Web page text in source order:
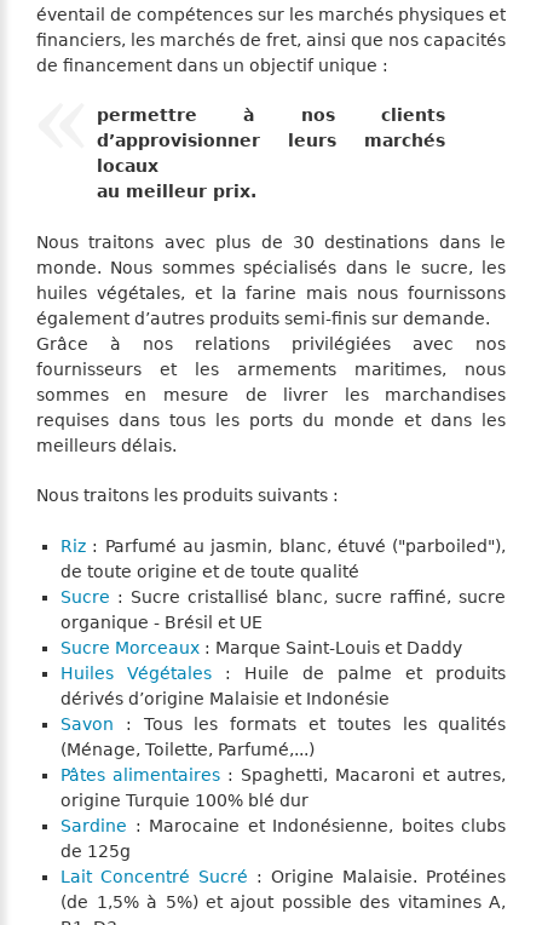
éventail de compétences sur les marchés physiques et
financiers, les marchés de fret, ainsi que nos capacités
de financement dans un objectif unique :
permettre à nos clients
d’approvisionner leurs marchés
locaux
au meilleur prix.
Nous traitons avec plus de 30 destinations dans le
monde. Nous sommes spécialisés dans le sucre, les
huiles végétales, et la farine mais nous fournissons
également d’autres produits semi-finis sur demande.
Grâce à nos relations privilégiées avec nos
fournisseurs et les armements maritimes, nous
sommes en mesure de livrer les marchandises
requises dans tous les ports du monde et dans les
meilleurs délais.
Nous traitons les produits suivants :
Riz : Parfumé au jasmin, blanc, étuvé ("parboiled"),
de toute origine et de toute qualité
Sucre : Sucre cristallisé blanc, sucre raffiné, sucre
organique - Brésil et UE
Sucre Morceaux : Marque Saint-Louis et Daddy
Huiles Végétales : Huile de palme et produits
dérivés d’origine Malaisie et Indonésie
Savon : Tous les formats et toutes les qualités
(Ménage, Toilette, Parfumé,...)
Pâtes alimentaires : Spaghetti, Macaroni et autres,
origine Turquie 100% blé dur
Sardine : Marocaine et Indonésienne, boites clubs
de 125g
Lait Concentré Sucré : Origine Malaisie. Protéines
(de 1,5% à 5%) et ajout possible des vitamines A,